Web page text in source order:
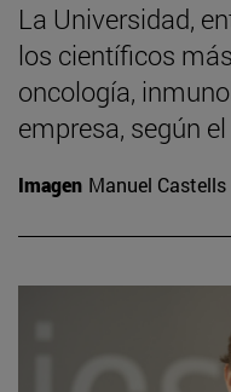
La Universidad,
los científicos
oncología,
empresa, según
Imagen Manuel Castells